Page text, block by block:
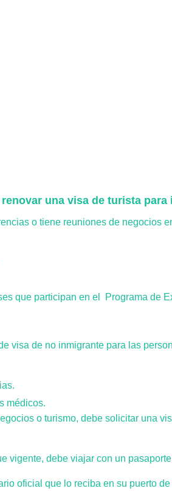
una visa de turista para
o tiene reuniones de negocios
que participan en el Programa de
visa de no inmigrante para las
médicos.
o turismo, debe solicitar una
vigente, debe viajar con un
oficial que lo reciba en su puerto